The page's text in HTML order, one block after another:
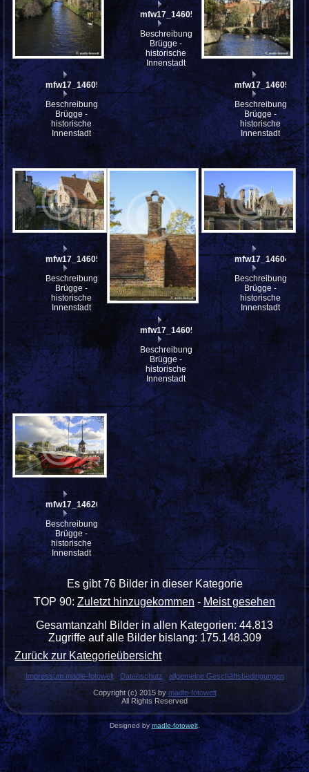
mfw17_146055
Beschreibung:
Brügge -
historische
Innenstadt
mfw17_146054
Beschreibung:
Brügge -
historische
Innenstadt
mfw17_146053
Beschreibung:
Brügge -
historische
Innenstadt
mfw17_146052
Beschreibung:
Brügge -
historische
Innenstadt
mfw17_146051
Beschreibung:
Brügge -
historische
Innenstadt
mfw17_146049
Beschreibung:
Brügge -
historische
Innenstadt
mfw17_146268
Beschreibung:
Brügge -
historische
Innenstadt
Es gibt 76 Bilder in dieser Kategorie
TOP 90: Zuletzt hinzugekommen - Meist gesehen
Gesamtanzahl Bilder in allen Kategorien: 44.813
Zugriffe auf alle Bilder bislang: 175.148.309
Zurück zur Kategorieübersicht
Impressum madle-fotowelt Datenschutz
allgemeine Geschäftsbedingungen
Copyright (c) 2015 bymadle-fotowelt
All Rights Reserved
Designed by madle-fotowelt.